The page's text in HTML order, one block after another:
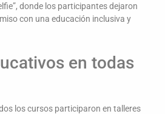
donde los participantes dejaron
con una educación inclusiva y
en todas
los cursos participaron en talleres